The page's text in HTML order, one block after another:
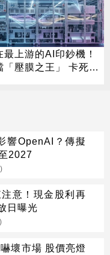
最上游的AI印鈔機！
「壓膜之王」 卡死全
載板製程
響OpenAI？傳擬
2027
意！現金股利再
日曝光
壞市場 股價亮燈